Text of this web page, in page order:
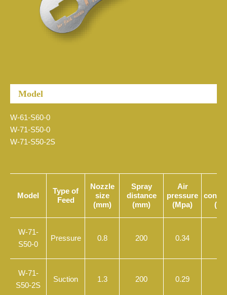
Model
W-61-S60-0
W-71-S50-0
W-71-S50-2S
Model
Type of
Feed
Nozzle
size
(mm)
Spray
distance
(mm)
Air
pressure
(Mpa)
(L/
W-71-
S50-0
Pressure 0.8 200 0.34
W-71-
S50-2S
Suction 1.3 200 0.29